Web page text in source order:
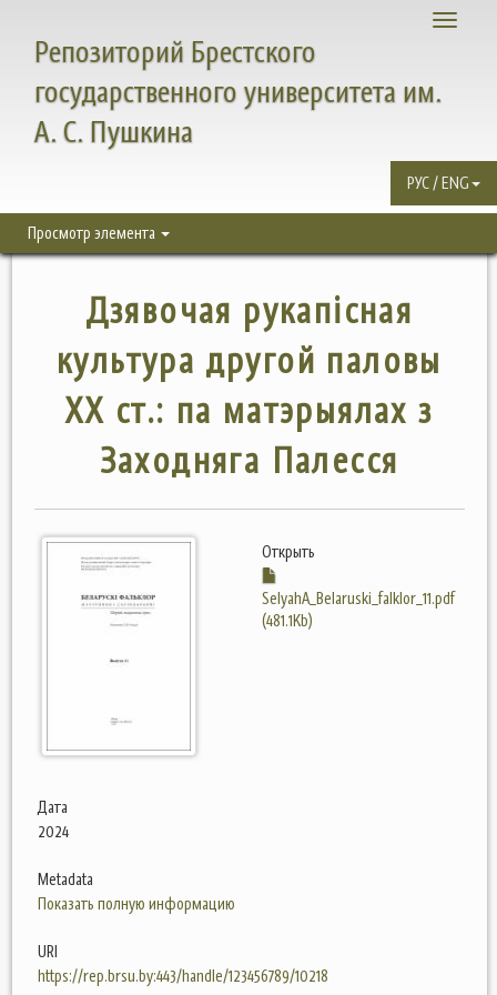
Toggle
Репозиторий Брестского
государственного университета им.
А. С. Пушкина
РУС / ENG
Просмотр элемента
Дзявочая рукапісная
культура другой паловы
ХХ ст.: па матэрыялах з
Заходняга Палесся
Открыть
SelyahA_Belaruski_falklor_11.pdf
(481.1Kb)
Дата
2024
Metadata
Показать полную информацию
URI
https://rep.brsu.by:443/handle/123456789/10218